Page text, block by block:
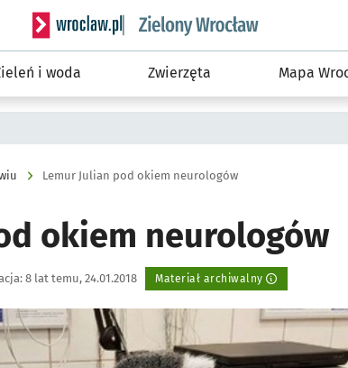
Serwis informacyjny wroclaw.pl podserwis:
i woda Zwierzęta Mapa
Lemur Julian pod okiem neurologów
okiem neurologów
8 lat temu, 24.01.2018 Materiał archiwalny